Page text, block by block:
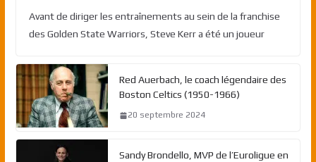
Avant de diriger les entraînements au sein de la franchise
des Golden State Warriors, Steve Kerr a été un joueur
Red Auerbach, le coach légendaire des
Boston Celtics (1950-1966)
20 septembre 2024
Sandy Brondello, MVP de l’Euroligue en